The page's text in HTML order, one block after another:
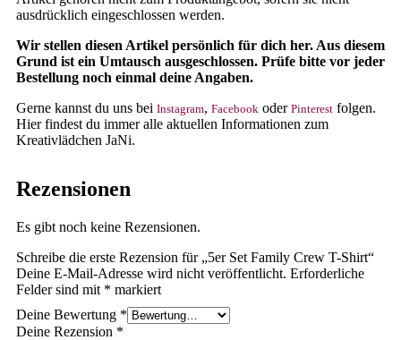
ausdrücklich eingeschlossen werden.
Wir stellen diesen Artikel persönlich für dich her. Aus diesem
Grund ist ein Umtausch ausgeschlossen. Prüfe bitte vor jeder
Bestellung noch einmal deine Angaben.
Gerne kannst du uns bei Instagram, Facebook oder Pinterest folgen.
Hier findest du immer alle aktuellen Informationen zum
Kreativlädchen JaNi.
Rezensionen
Es gibt noch keine Rezensionen.
Schreibe die erste Rezension für „5er Set Family Crew T-Shirt“
Deine E-Mail-Adresse wird nicht veröffentlicht. Erforderliche
Felder sind mit * markiert
Deine Bewertung *
Deine Rezension *